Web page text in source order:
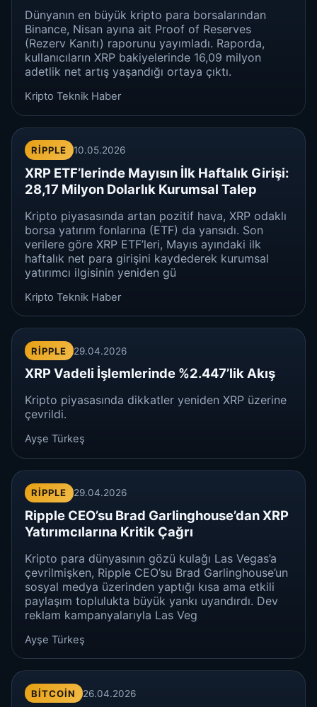
Dünyanın en büyük kripto para borsalarından
Binance, Nisan ayına ait Proof of Reserves
(Rezerv Kanıtı) raporunu yayımladı. Raporda,
kullanıcıların XRP bakiyelerinde 16,09 milyon
adetlik net artış yaşandığı ortaya çıktı.
Kripto Teknik Haber
RIPPLE 10.05.2026
XRP ETF’lerinde Mayısın İlk Haftalık Girişi:
28,17 Milyon Dolarlık Kurumsal Talep
Kripto piyasasında artan pozitif hava, XRP odaklı
borsa yatırım fonlarına (ETF) da yansıdı. Son
verilere göre XRP ETF’leri, Mayıs ayındaki ilk
haftalık net para girişini kaydederek kurumsal
yatırımcı ilgisinin yeniden gü
Kripto Teknik Haber
RIPPLE 29.04.2026
XRP Vadeli İşlemlerinde %2.447’lik Akış
Kripto piyasasında dikkatler yeniden XRP üzerine
çevrildi.
Ayşe Türkeş
RIPPLE 29.04.2026
Ripple CEO’su Brad Garlinghouse’dan XRP
Yatırımcılarına Kritik Çağrı
Kripto para dünyasının gözü kulağı Las Vegas’a
çevrilmişken, Ripple CEO’su Brad Garlinghouse’un
sosyal medya üzerinden yaptığı kısa ama etkili
paylaşım toplulukta büyük yankı uyandırdı. Dev
reklam kampanyalarıyla Las Veg
Ayşe Türkeş
BITCOIN 26.04.2026